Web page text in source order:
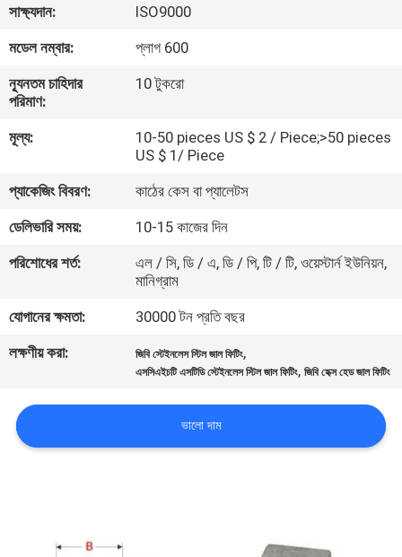
VR
প্রদর্শন
আমাদের
সম্পর্কে
কারখানা
ভ্রমণ
নিয়ন্ত্রণ
সাথে
যোগাযোগ
সাক্ষ্যদান:
ISO9000
মডেল নম্বার:
প্লাগ 600
ন্যূনতম চাহিদার
পরিমাণ:
10 টুকরো
মূল্য:
10-50 pieces US $ 2 / Piece;>50 pieces
US $ 1/ Piece
প্যাকেজিং বিবরণ:
কাঠের কেস বা প্যালেটস
ডেলিভারি সময়:
10-15 কাজের দিন
পরিশোধের শর্ত:
এল / সি, ডি / এ, ডি / পি, টি / টি, ওয়েস্টার্ন ইউনিয়ন,
মানিগ্রাম
যোগানের ক্ষমতা:
30000 টন প্রতি বছর
লক্ষণীয় করা:
জিবি স্টেইনলেস স্টিল জাল ফিটিং,
এসসিএইচটি এসটিডি স্টেইনলেস স্টিল জাল ফিটিং,জিবি হেক্স হেড জাল ফিটিং
ভালো দাম